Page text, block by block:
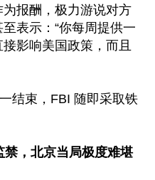
报酬，极力游说对方
表示：“你每周提供一
影响美国政策，而且
结束，FBI 随即采取铁
，北京当局极度难堪